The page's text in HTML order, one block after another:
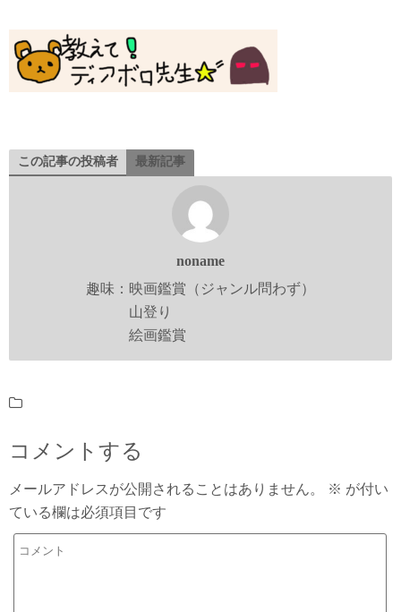
この記事の投稿者 最新記事
noname
趣味：映画鑑賞（ジャンル問わず）
山登り
絵画鑑賞
コメントする
メールアドレスが公開されることはありません。 ※ が付い
ている欄は必須項目です